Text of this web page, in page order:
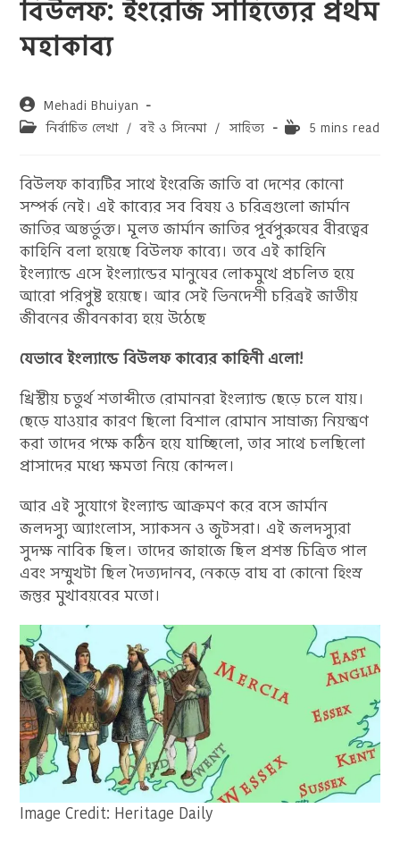
বিউলফ: ইংরেজি সাহিত্যের প্রথম
মহাকাব্য
Post
author:
Mehadi Bhuiyan
Postনির্বাচিত লেখা / বই ও সিনেমা / সাহিত্য
Reading5 mins read
বিউলফ কাব্যটির সাথে ইংরেজি জাতি বা দেশের কোনো
সম্পর্ক নেই। এই কাব্যের সব বিষয় ও চরিত্রগুলো জার্মান
জাতির অন্তর্ভুক্ত। মূলত জার্মান জাতির পূর্বপুরুষের বীরত্বের
কাহিনি বলা হয়েছে বিউলফ কাব্যে। তবে এই কাহিনি
ইংল্যান্ডে এসে ইংল্যান্ডের মানুষের লোকমুখে প্রচলিত হয়ে
আরো পরিপুষ্ট হয়েছে। আর সেই ভিনদেশী চরিত্রই জাতীয়
জীবনের জীবনকাব্য হয়ে উঠেছে
যেভাবে ইংল্যান্ডে বিউলফ কাব্যের কাহিনী এলো!
খ্রিস্টীয় চতুর্থ শতাব্দীতে রোমানরা ইংল্যান্ড ছেড়ে চলে যায়।
ছেড়ে যাওয়ার কারণ ছিলো বিশাল রোমান সাম্রাজ্য নিয়ন্ত্রণ
করা তাদের পক্ষে কঠিন হয়ে যাচ্ছিলো, তার সাথে চলছিলো
প্রাসাদের মধ্যে ক্ষমতা নিয়ে কোন্দল।
আর এই সুযোগে ইংল্যান্ড আক্রমণ করে বসে জার্মান
জলদস্যু অ্যাংলোস, স্যাকসন ও জুটসরা। এই জলদস্যুরা
সুদক্ষ নাবিক ছিল। তাদের জাহাজে ছিল প্রশস্ত চিত্রিত পাল
এবং সম্মুখটা ছিল দৈত্যদানব, নেকড়ে বাঘ বা কোনো হিংস্র
জন্তুর মুখাবয়বের মতো।
Image Credit: Heritage Daily